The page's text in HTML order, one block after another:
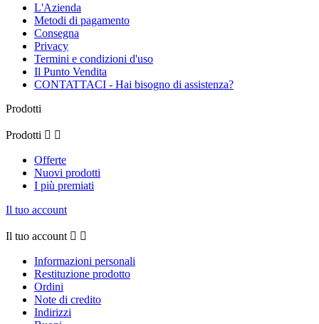
L'Azienda
Metodi di pagamento
Consegna
Privacy
Termini e condizioni d'uso
Il Punto Vendita
CONTATTACI - Hai bisogno di assistenza?
Prodotti
Prodotti  
Offerte
Nuovi prodotti
I più premiati
Il tuo account
Il tuo account  
Informazioni personali
Restituzione prodotto
Ordini
Note di credito
Indirizzi